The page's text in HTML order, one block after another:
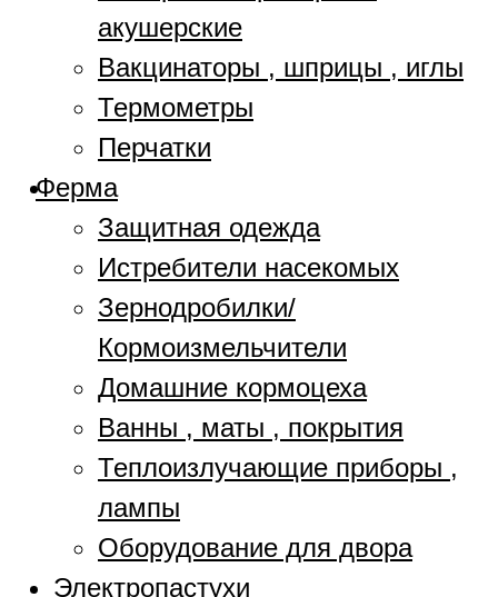
акушерские
Вакцинаторы , шприцы , иглы
Термометры
Перчатки
Ферма
Защитная одежда
Истребители насекомых
Зернодробилки/
Кормоизмельчители
Домашние кормоцеха
Ванны , маты , покрытия
Теплоизлучающие приборы ,
лампы
Оборудование для двора
Электропастухи